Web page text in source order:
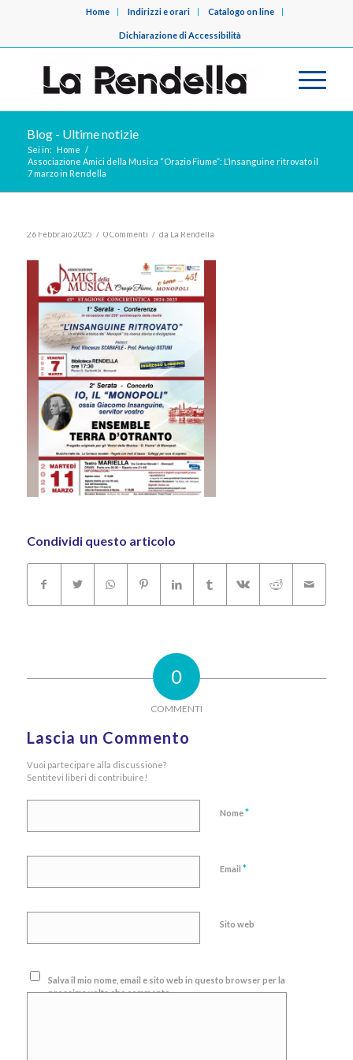
Home Indirizzi e orari Catalogo on line
Dichiarazione di Accessibilità
Blog - Ultime notizie
Sei in: Home /
Associazione Amici della Musica “Orazio Fiume”: L’Insanguine ritrovato il
7 marzo in Rendella
26 Febbraio 2025 / 0 Commenti / da La Rendella
Condividi questo articolo
0
COMMENTI
Lascia un Commento
Vuoi partecipare alla discussione?
Sentitevi liberi di contribuire!
Nome*
Email *
Sito web
Salva il mio nome, email e sito web in questo browser per la
prossima volta che commento.